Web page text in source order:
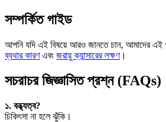
সম্পর্কিত গাইড
আপনি যদি এই বিষয়ে আরও জানতে চান, আমাদের
ব্যথার কারণএবং জরায়ু ক্যান্সারের লক্ষণ।
সচরাচর জিজ্ঞাসিত প্রশ্ন (FAQs)
১. বন্ধ্যত্ব?
চিকিৎসা না হলে ঝুঁকি।